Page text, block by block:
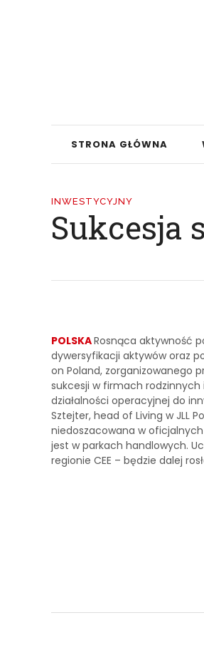
STRONA GŁÓWNA
INWESTYCYJNY
Sukcesja
POLSKARosnąca aktywność
dywersyfikacji aktywów oraz
on Poland, zorganizowanego
sukcesji w firmach
działalności operacyjnej do
Sztejter, head of Living w JLL
niedoszacowana w oficjalnych
jest w parkach handlowych.
regionie CEE – będzie dalej